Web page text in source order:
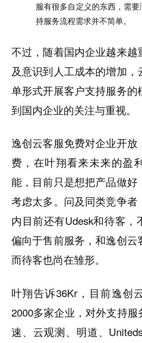
服有很多自定义的东西，需
持服务流程需求并不简单。
不过，随着国内企业越来越
及意识到人工成本的增加，
单形式开展客户支持服务的
到国内企业的关注与重视。
逸创云客服免费对企业开放
费，在叶翔看来未来的盈
能，目前只是想把产品做好
考虑太多。问及同类竞争者
内目前还有Udesk和待客，
偏向于售前服务，和逸创云
而待客也尚在雏形。
叶翔告诉36Kr，目前逸创
2000多家企业，对外支持服
速、云观测、明道、